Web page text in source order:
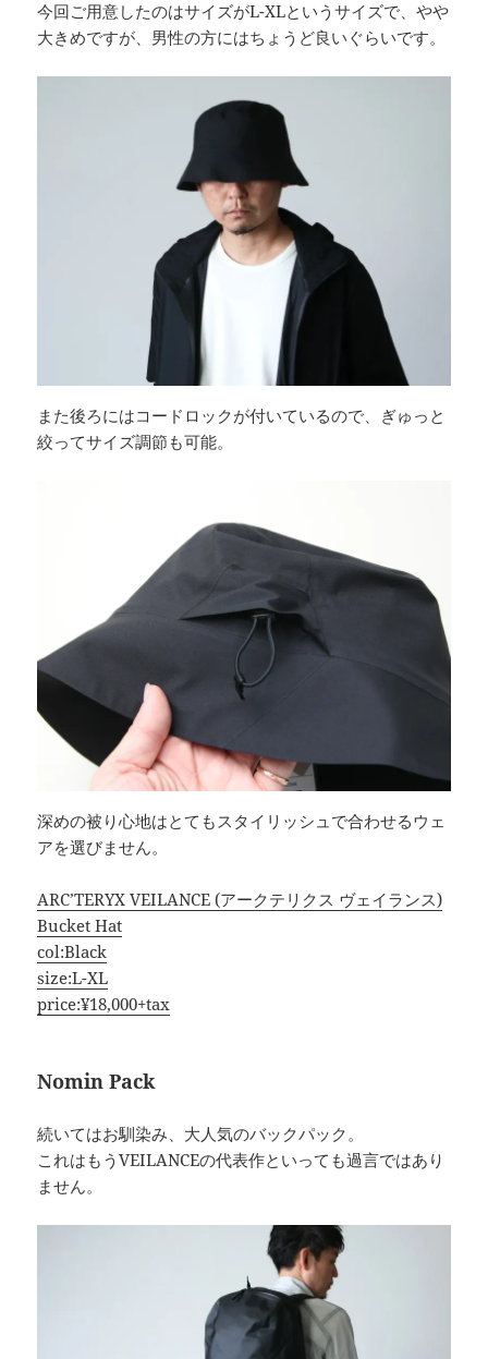
今回ご用意したのはサイズがL-XLというサイズで、やや
大きめですが、男性の方にはちょうど良いぐらいです。
また後ろにはコードロックが付いているので、ぎゅっと
絞ってサイズ調節も可能。
深めの被り心地はとてもスタイリッシュで合わせるウェ
アを選びません。
ARC’TERYX VEILANCE (アークテリクス ヴェイランス)
Bucket Hat
col:Black
size:L-XL
price:¥18,000+tax
Nomin Pack
続いてはお馴染み、大人気のバックパック。
これはもうVEILANCEの代表作といっても過言ではあり
ません。